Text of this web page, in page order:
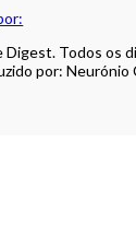
Todos os
por: Neurónio